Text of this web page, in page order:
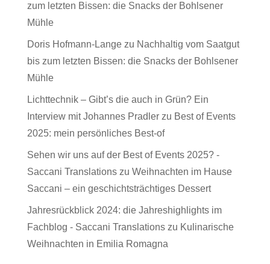
zum letzten Bissen: die Snacks der Bohlsener
Mühle
Doris Hofmann-Langezu Nachhaltig vom Saatgut
bis zum letzten Bissen: die Snacks der Bohlsener
Mühle
Lichttechnik – Gibt’s die auch in Grün? Ein
Interview mit Johannes Pradlerzu Best of Events
2025: mein persönliches Best-of
Sehen wir uns auf der Best of Events 2025? -
Saccani Translationszu Weihnachten im Hause
Saccani – ein geschichtsträchtiges Dessert
Jahresrückblick 2024: die Jahreshighlights im
Fachblog - Saccani Translationszu Kulinarische
Weihnachten in Emilia Romagna